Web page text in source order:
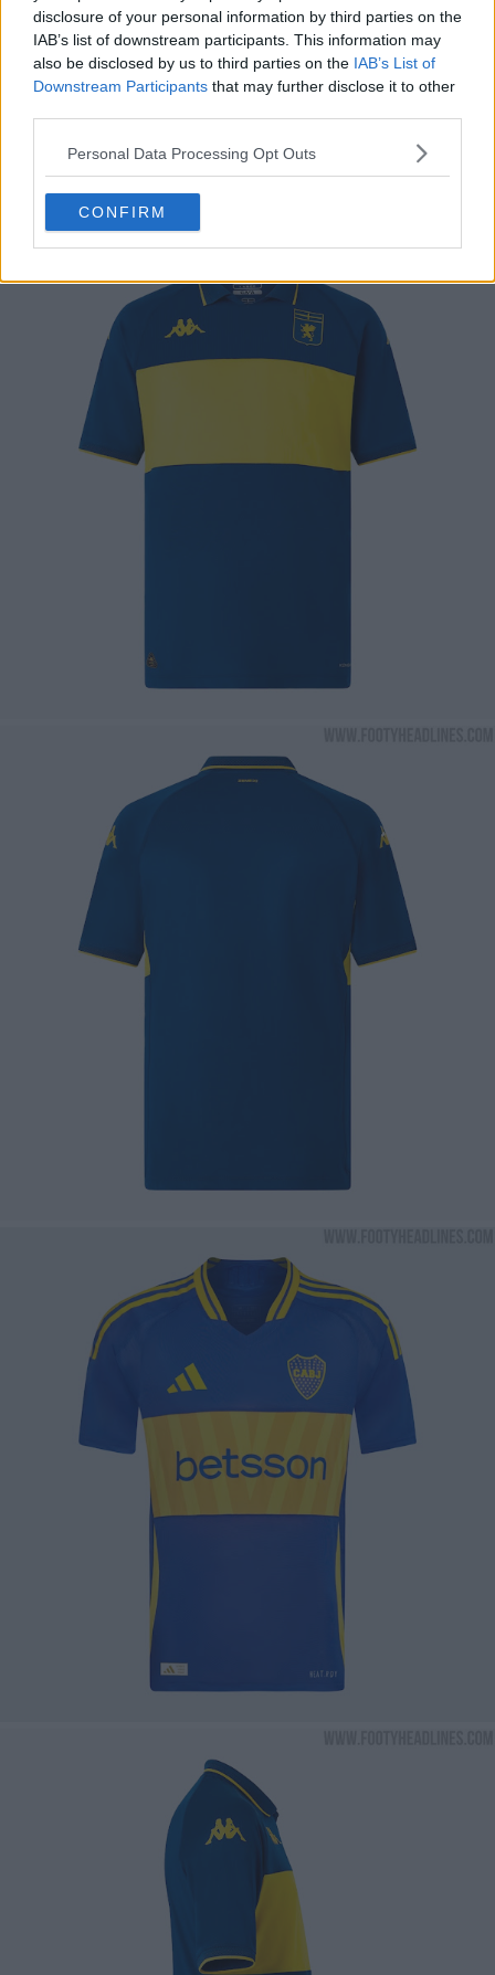
disclosure of your personal information by third parties on the
IAB’s list of downstream participants. This information may
also be disclosed by us to third parties on the IAB’s List of
Downstream Participants that may further disclose it to other
Personal Data Processing Opt Outs
CONFIRM
Maillot du Genoa 24-25 Fourth Kit
Voici le nouveau maillot de la quatrième équipe du club
KappaGenoa C.F.C. pour 2024-2025.